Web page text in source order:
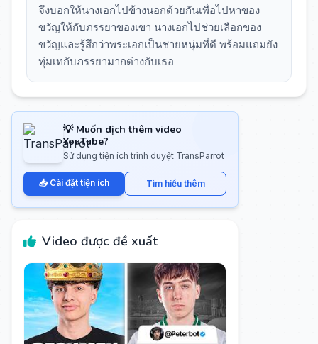
จึงบอกให้นางเอกไปข้างนอกด้วยกันเพื่อไปหาของ
ขวัญให้กับภรรยาของเขา นางเอกไปช่วยเลือกของ
ขวัญและรู้สึกว่าพระเอกเป็นชายหนุ่มที่ดี พร้อมแถมยัง
ทุ่มเทกับภรรยามากต่างกับเธอ
💡 Muốn dịch thêm video
YouTube?
Sử dụng tiện ích trình duyệt TransParrot
📥 Cài đặt tiện ích Tìm hiểu thêm
Video được đề xuất